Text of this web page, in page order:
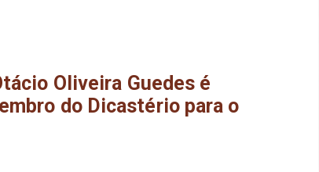
Oliveira Guedes é
do Dicastério para o